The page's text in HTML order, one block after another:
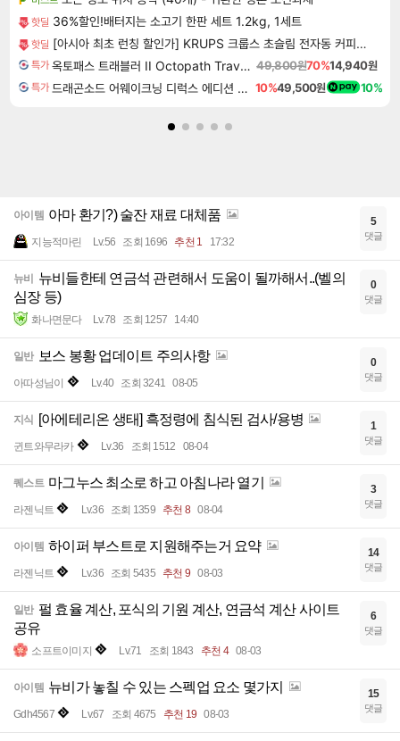
핫딜 36%할인!배터지는 소고기 한판 세트 1.2kg, 1세트
핫딜 [아시아 최초 런칭 할인가] KRUPS 크룹스 초슬림 전자동 커피머신 SA4028K0
특가 옥토패스 트래블러 II Octopath Traveler II 49,800원70%14,940원
특가 드래곤소드 어웨이크닝 디럭스 에디션 DragonSword Awakening Deluxe Edition 10%49,500원 10%
아이템 아마 환기?) 술잔 재료 대체품
지능적마린 Lv.56 조회 1696 추천 1 17:32
5
댓글
뉴비 뉴비들한테 연금석 관련해서 도움이 될까해서..(벨의
심장 등)
화나면문다 Lv.78 조회 1257 14:40
0
댓글
일반 보스 봉황 업데이트 주의사항
아따성님이 Lv.40 조회 3241 08-05
0
댓글
지식 [아에테리온 생태] 흑정령에 침식된 검사/용병
귄트와무라카 Lv.36 조회 1512 08-04
1
댓글
퀘스트 마그누스 최소로 하고 아침나라 열기
라젠닉트 Lv.36 조회 1359 추천 8 08-04
3
댓글
아이템 하이퍼 부스트로 지원해주는거 요약
라젠닉트 Lv.36 조회 5435 추천 9 08-03
14
댓글
일반 펄 효율 계산, 포식의 기원 계산, 연금석 계산 사이트
공유
소프트이미지 Lv.71 조회 1843 추천 4 08-03
6
댓글
아이템 뉴비가 놓칠 수 있는 스펙업 요소 몇가지
Gdh4567 Lv.67 조회 4675 추천 19 08-03
15
댓글